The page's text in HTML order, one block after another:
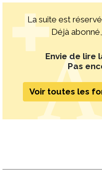
La suite est
Déjà abonné,
Envie de lire
Pas
Voir toutes les